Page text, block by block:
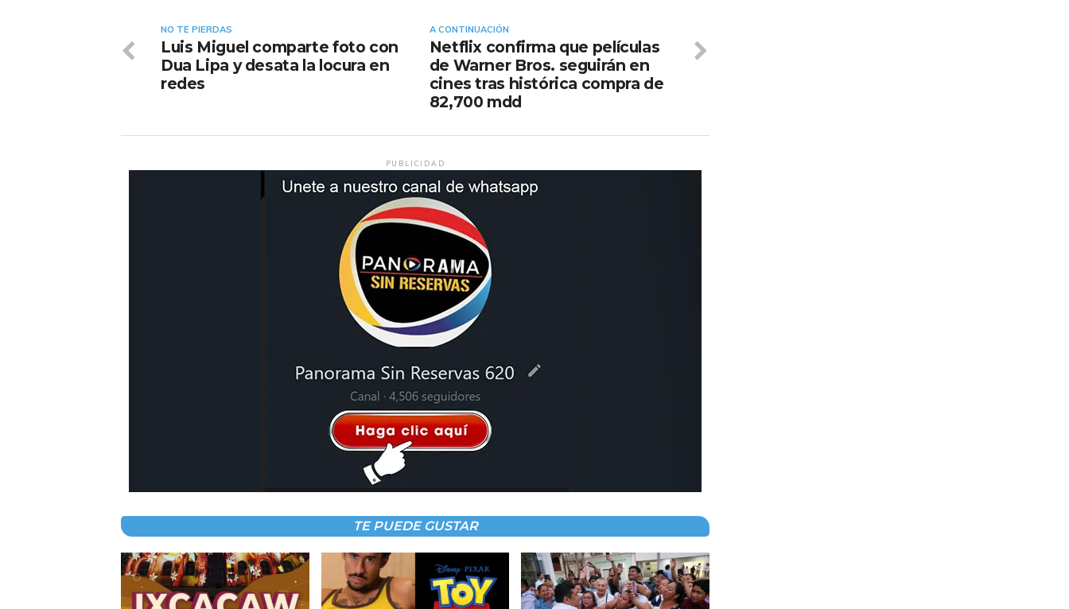
A CONTINUACIÓN
Netflix confirma que películas
de Warner Bros. seguirán en
cines tras histórica compra de
82,700 mdd
NO TE PIERDAS
Luis Miguel comparte foto con
Dua Lipa y desata la locura en
redes
PUBLICIDAD
TE PUEDE GUSTAR